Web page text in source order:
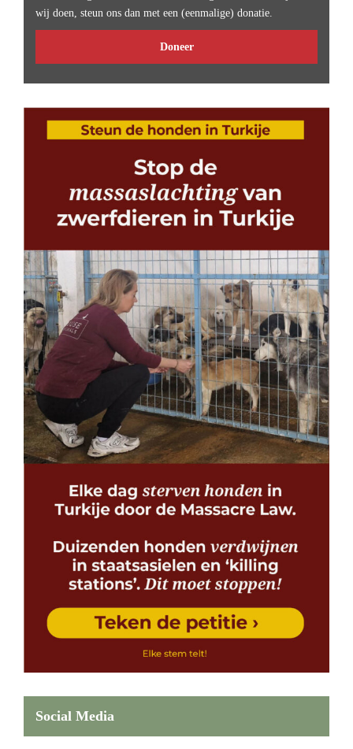
wij doen, steun ons dan met een (eenmalige) donatie.
Doneer
Social Media